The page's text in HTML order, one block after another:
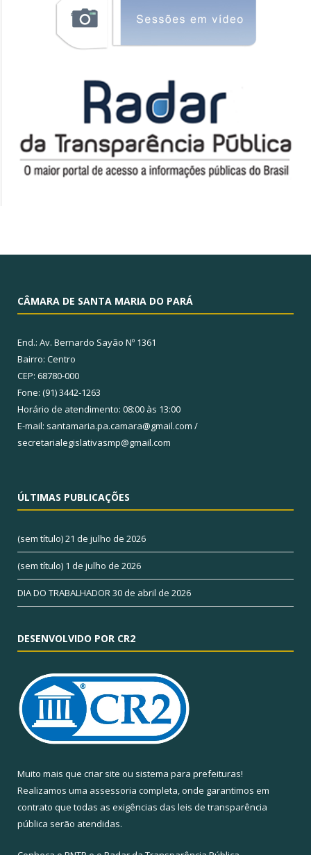
CÂMARA DE SANTA MARIA DO PARÁ
End.: Av. Bernardo Sayão Nº 1361
Bairro: Centro
CEP: 68780-000
Fone: (91) 3442-1263
Horário de atendimento: 08:00 às 13:00
E-mail: santamaria.pa.camara@gmail.com /
secretarialegislativasmp@gmail.com
ÚLTIMAS PUBLICAÇÕES
(sem título)21 de julho de 2026
(sem título) 1 de julho de 2026
DIA DO TRABALHADOR 30 de abril de 2026
DESENVOLVIDO POR CR2
Muito mais que criar site ou sistema para prefeituras!
Realizamos uma assessoria completa, onde garantimos em
contrato que todas as exigências das leis de transparência
pública serão atendidas.